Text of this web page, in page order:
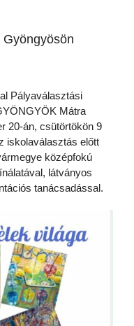
Pályaválasztási
Mátra
20-án, csütörtökön 9
iskolaválasztás előtt
középfokú
látványos
tanácsadással.